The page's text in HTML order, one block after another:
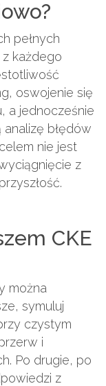
pełnych
każdego
oswojenie się
a jednocześnie
błędów
nie jest
z
CKE
można
symuluj
czystym
i
Po drugie, po
z